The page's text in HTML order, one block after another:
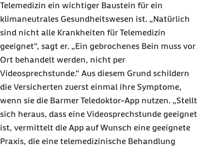
Telemedizin ein wichtiger Baustein für ein
klimaneutrales Gesundheitswesen ist. „Natürlich
sind nicht alle Krankheiten für Telemedizin
geeignet“, sagt er. „Ein gebrochenes Bein muss vor
Ort behandelt werden, nicht per
Videosprechstunde.“ Aus diesem Grund schildern
die Versicherten zuerst einmal ihre Symptome,
wenn sie die Barmer Teledoktor-App nutzen. „Stellt
sich heraus, dass eine Videosprechstunde geeignet
ist, vermittelt die App auf Wunsch eine geeignete
Praxis, die eine telemedizinische Behandlung